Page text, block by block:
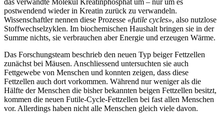
das verwandte Molekül Kreatinphosphat um – nur um es
postwendend wieder in Kreatin zurück zu verwandeln.
Wissenschaftler nennen diese Prozesse «futile cycles», also nutzlose
Stoffwechselzyklen. Im biochemischen Haushalt bringen sie in der
Summe nichts, sie verbrauchen aber Energie und erzeugen Wärme.
Das Forschungsteam beschrieb den neuen Typ beiger Fettzellen
zunächst bei Mäusen. Anschliessend untersuchten sie auch
Fettgewebe von Menschen und konnten zeigen, dass diese
Fettzellen auch dort vorkommen. Während nur weniger als die
Hälfte der Menschen die bisher bekannten beigen Fettzellen besitzt,
kommen die neuen Futile-Cycle-Fettzellen bei fast allen Menschen
vor. Allerdings haben nicht alle Menschen gleich viele davon.